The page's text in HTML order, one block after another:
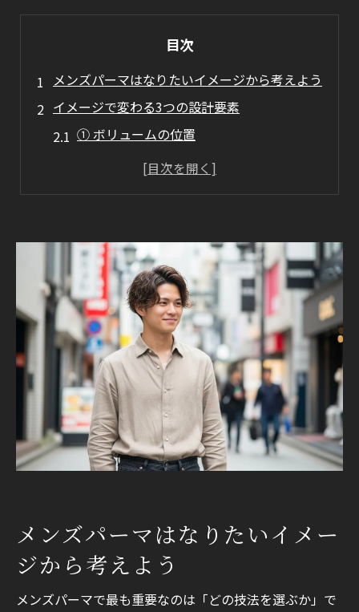
目次
メンズパーマはなりたいイメージから考えよう
イメージで変わる3つの設計要素
① ボリュームの位置
② カールの強さ
爽やか系パーマ
色気系パーマ
ビジネス向けパーマ
失敗しないためのオーダーポイント
言葉＋写真で伝える
普段のセット時間を共有する
職場や学校のルールを伝える
まとめ
メンズパーマはなりたいイメー
ジから考えよう
メンズパーマで最も重要なのは「どの技法を選ぶか」で